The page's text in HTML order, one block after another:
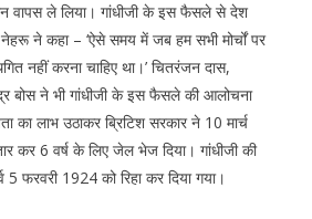
वापस ले लिया। गांधीजी के इस फैसले से देश
ने कहा – ‘ऐसे समय में जब हम सभी मोर्चों पर
नहीं करना चाहिए था।’ चितरंजन दास,
बोस ने भी गांधीजी के इस फैसले की आलोचना
का लाभ उठाकर ब्रिटिश सरकार ने 10 मार्च
कर 6 वर्ष के लिए जेल भेज दिया। गांधीजी की
5 फरवरी 1924 को रिहा कर दिया गया।